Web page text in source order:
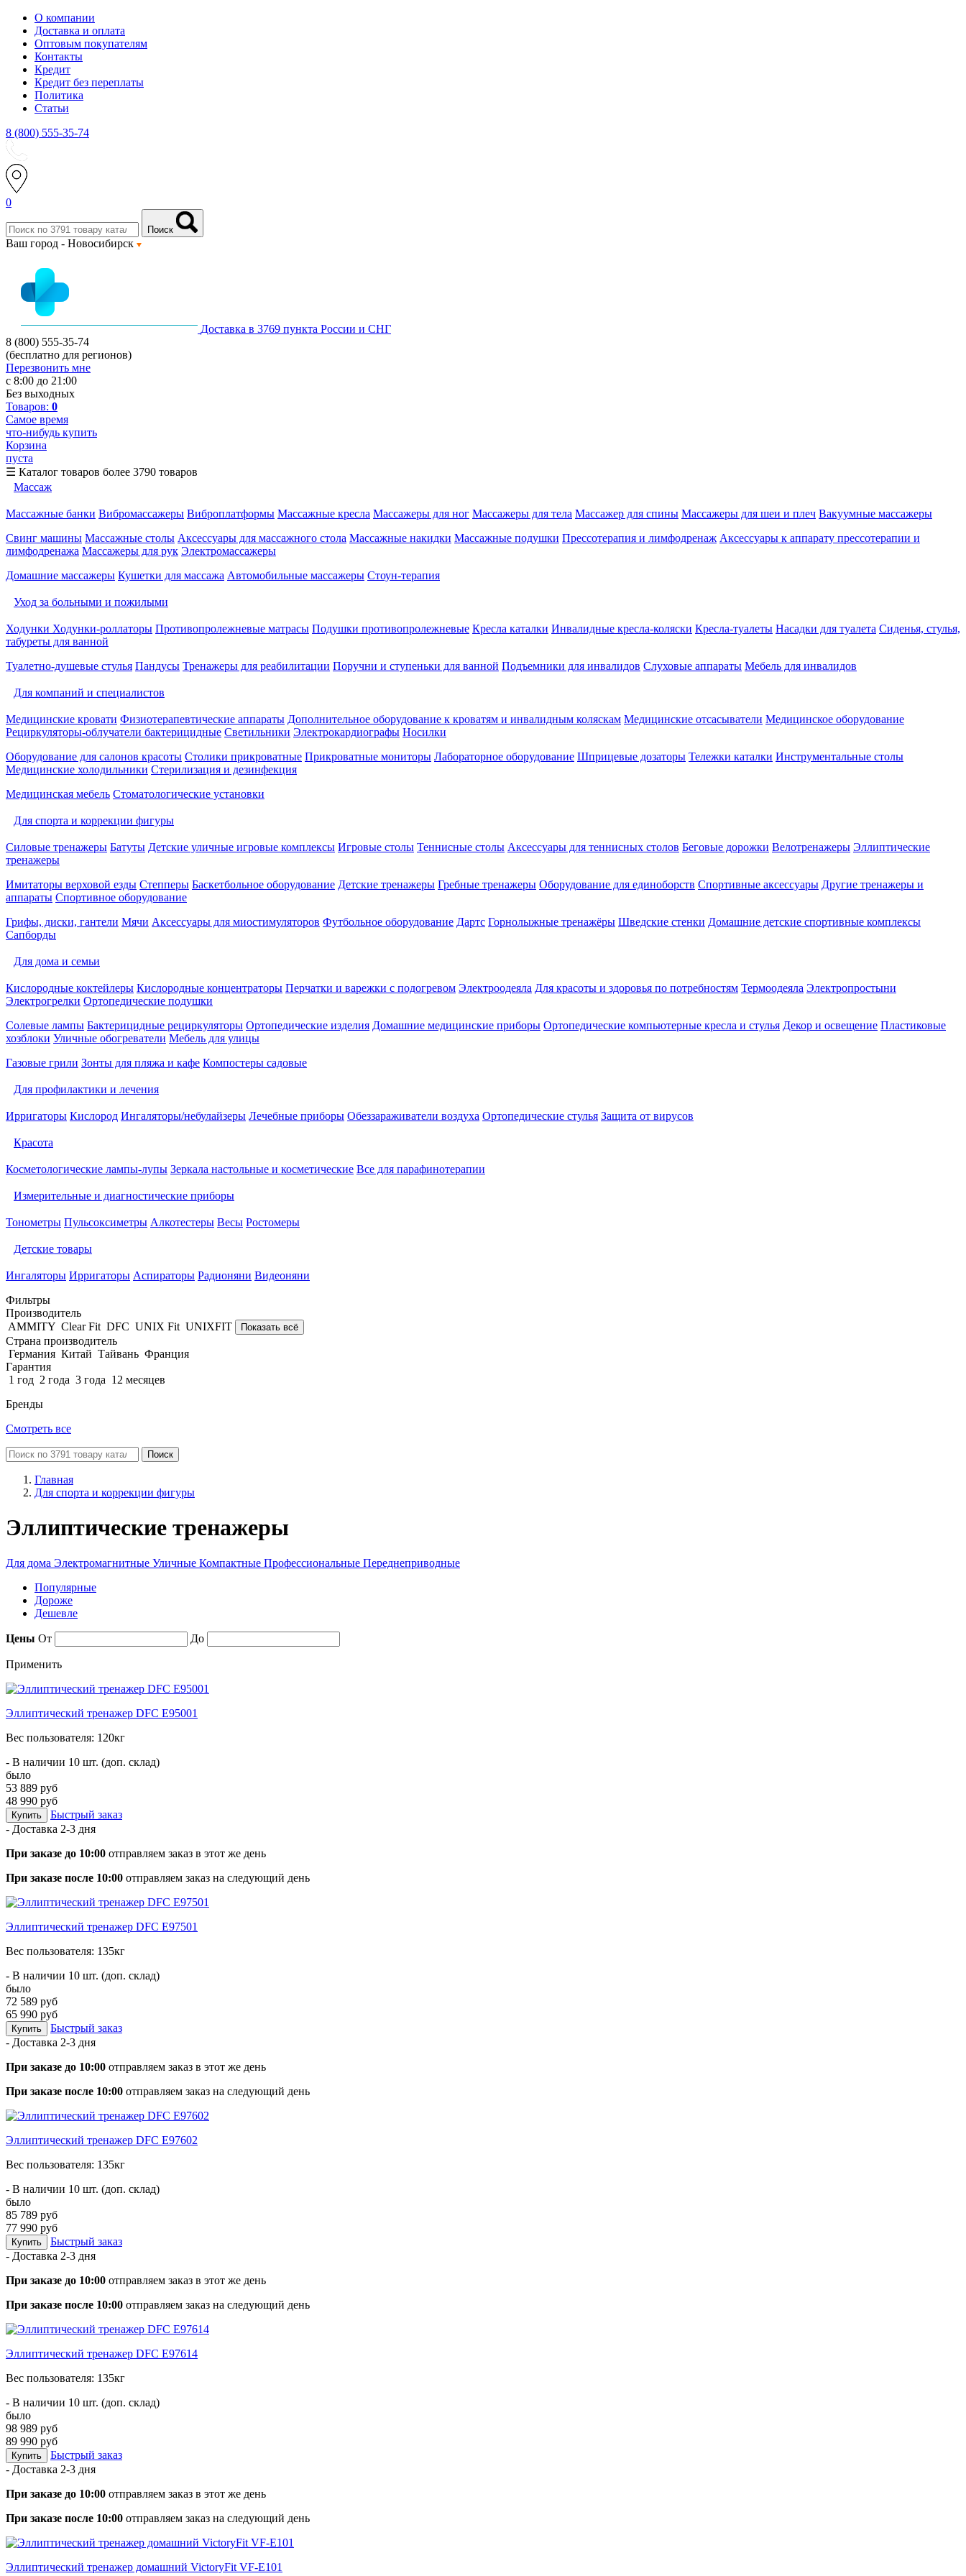
О компании
Доставка и оплата
Оптовым покупателям
Контакты
Кредит
Кредит без переплаты
Политика
Статьи
8 (800) 555-35-74
0
Поиск
Ваш город - Новосибирск
Доставка в 3769 пункта России и СНГ
8 (800) 555-35-74
(бесплатно для регионов)
Перезвонить мне
с 8:00 до 21:00
Без выходных
Товаров: 0
Самое время
что-нибудь купить
Корзина
пуста
☰ Каталог товаров более 3790 товаров
Массаж
Массажные банки Вибромассажеры Виброплатформы Массажные кресла Массажеры для ног Массажеры для тела Массажер для спины Массажеры для шеи и плеч Вакуумные массажеры
Свинг машины Массажные столы Аксессуары для массажного стола Массажные накидки Массажные подушки Прессотерапия и лимфодренаж Аксессуары к аппарату прессотерапии и
лимфодренажа Массажеры для рук Электромассажеры
Домашние массажеры Кушетки для массажа Автомобильные массажеры Стоун-терапия
Уход за больными и пожилыми
Ходунки Ходунки-роллаторы Противопролежневые матрасы Подушки противопролежневые Кресла каталки Инвалидные кресла-коляски Кресла-туалеты Насадки для туалета Сиденья, стулья,
табуреты для ванной
Туалетно-душевые стулья Пандусы Тренажеры для реабилитации Поручни и ступеньки для ванной Подъемники для инвалидов Слуховые аппараты Мебель для инвалидов
Для компаний и специалистов
Медицинские кровати Физиотерапевтические аппараты Дополнительное оборудование к кроватям и инвалидным коляскам Медицинские отсасыватели Медицинское оборудование
Рециркуляторы-облучатели бактерицидные Светильники Электрокардиографы Носилки
Оборудование для салонов красоты Столики прикроватные Прикроватные мониторы Лабораторное оборудование Шприцевые дозаторы Тележки каталки Инструментальные столы
Медицинские холодильники Стерилизация и дезинфекция
Медицинская мебель Стоматологические установки
Для спорта и коррекции фигуры
Силовые тренажеры Батуты Детские уличные игровые комплексы Игровые столы Теннисные столы Аксессуары для теннисных столов Беговые дорожки Велотренажеры Эллиптические
тренажеры
Имитаторы верховой езды Степперы Баскетбольное оборудование Детские тренажеры Гребные тренажеры Оборудование для единоборств Спортивные аксессуары Другие тренажеры и
аппараты Спортивное оборудование
Грифы, диски, гантели Мячи Аксессуары для миостимуляторов Футбольное оборудование Дартс Горнолыжные тренажёры Шведские стенки Домашние детские спортивные комплексы
Сапборды
Для дома и семьи
Кислородные коктейлеры Кислородные концентраторы Перчатки и варежки с подогревом Электроодеяла Для красоты и здоровья по потребностям Термоодеяла Электропростыни
Электрогрелки Ортопедические подушки
Солевые лампы Бактерицидные рециркуляторы Ортопедические изделия Домашние медицинские приборы Ортопедические компьютерные кресла и стулья Декор и освещение Пластиковые
хозблоки Уличные обогреватели Мебель для улицы
Газовые грили Зонты для пляжа и кафе Компостеры садовые
Для профилактики и лечения
Ирригаторы Кислород Ингаляторы/небулайзеры Лечебные приборы Обеззараживатели воздуха Ортопедические стулья Защита от вирусов
Красота
Косметологические лампы-лупы Зеркала настольные и косметические Все для парафинотерапии
Измерительные и диагностические приборы
Тонометры Пульсоксиметры Алкотестеры Весы Ростомеры
Детские товары
Ингаляторы Ирригаторы Аспираторы Радионяни Видеоняни
Фильтры
Производитель
AMMITY Clear Fit DFC UNIX Fit UNIXFIT Показать всё
Страна производитель
Германия Китай Тайвань Франция
Гарантия
1 год 2 года 3 года 12 месяцев
Бренды
Смотреть все
Поиск
Главная
Для спорта и коррекции фигуры
Эллиптические тренажеры
Для дома Электромагнитные Уличные Компактные Профессиональные Переднеприводные
Популярные
Дороже
Дешевле
Цены От До
Применить
Эллиптический тренажер DFC E95001
Вес пользователя: 120кг
- В наличии 10 шт. (доп. склад)
было
53 889 руб
48 990 руб
Купить
Быстрый заказ
- Доставка 2-3 дня
При заказе до 10:00 отправляем заказ в этот же день
При заказе после 10:00 отправляем заказ на следующий день
Эллиптический тренажер DFC E97501
Вес пользователя: 135кг
- В наличии 10 шт. (доп. склад)
было
72 589 руб
65 990 руб
Купить
Быстрый заказ
- Доставка 2-3 дня
При заказе до 10:00 отправляем заказ в этот же день
При заказе после 10:00 отправляем заказ на следующий день
Эллиптический тренажер DFC E97602
Вес пользователя: 135кг
- В наличии 10 шт. (доп. склад)
было
85 789 руб
77 990 руб
Купить
Быстрый заказ
- Доставка 2-3 дня
При заказе до 10:00 отправляем заказ в этот же день
При заказе после 10:00 отправляем заказ на следующий день
Эллиптический тренажер DFC E97614
Вес пользователя: 135кг
- В наличии 10 шт. (доп. склад)
было
98 989 руб
89 990 руб
Купить
Быстрый заказ
- Доставка 2-3 дня
При заказе до 10:00 отправляем заказ в этот же день
При заказе после 10:00 отправляем заказ на следующий день
Эллиптический тренажер домашний VictoryFit VF-E101